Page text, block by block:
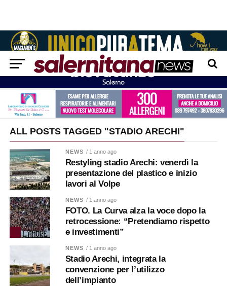
ALL POSTS TAGGED "STADIO ARECHI"
NEWS / 1 anno ago
Restyling stadio Arechi: venerdì la
presentazione del plastico e inizio
lavori al Volpe
NEWS / 1 anno ago
FOTO. La Curva alza la voce dopo la
retrocessione: “Pretendiamo rispetto
e investimenti”
NEWS / 1 anno ago
Stadio Arechi, integrata la
convenzione per l’utilizzo
dell’impianto